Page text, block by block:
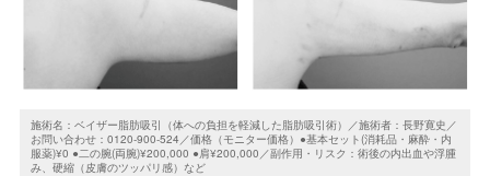
施術名：ベイザー脂肪吸引（体への負担を軽減した脂肪吸引術）／施術者：長野寛史／
お問い合わせ：0120-900-524／価格（モニター価格）●基本セット(消耗品・麻酔・内
服薬)¥0 ●二の腕(両腕)¥200,000 ●肩¥200,000／副作用・リスク：術後の内出血や浮腫
み、硬縮（皮膚のツッパリ感）など